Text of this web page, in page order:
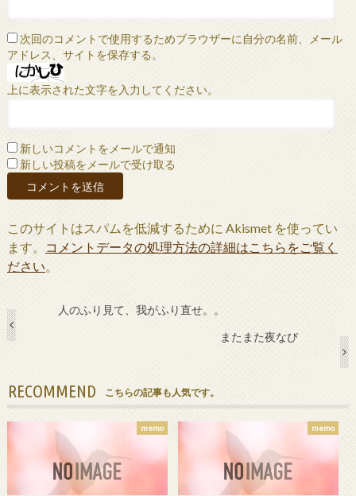
次回のコメントで使用するためブラウザーに自分の名前、メール
アドレス、サイトを保存する。
上に表示された文字を入力してください。
新しいコメントをメールで通知
新しい投稿をメールで受け取る
このサイトはスパムを低減するために Akismet を使ってい
ます。
コメントデータの処理方法の詳細はこちらをご覧く
ださい。
人のふり見て、我がふり直せ。。
またまた夜なび
RECOMMEND こちらの記事も人気です。
memo memo